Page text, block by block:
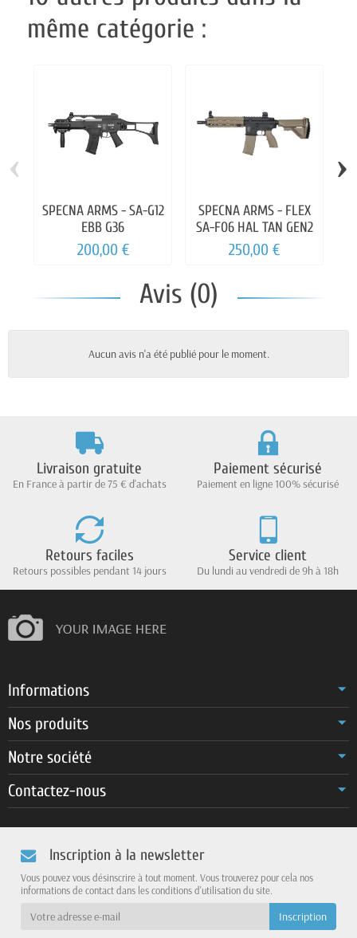
même catégorie :
SPECNA ARMS - SA-G12
EBB G36
200,00 €
SPECNA ARMS - FLEX
SA-F06 HAL TAN GEN2
250,00 €
‹ ›
Avis (0)
Aucun avis n'a été publié pour le moment.
Livraison gratuite
En France à partir de 75 € d'achats
Paiement sécurisé
Paiement en ligne 100% sécurisé
Retours faciles
Retours possibles pendant 14 jours
Service client
Du lundi au vendredi de 9h à 18h
Informations
Nos produits
Notre société
Contactez-nous
Inscription à la newsletter
Vous pouvez vous désinscrire à tout moment. Vous trouverez pour cela nos
informations de contact dans les conditions d'utilisation du site.